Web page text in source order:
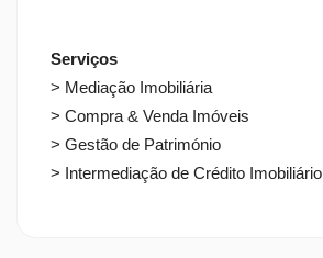
Serviços
> Mediação Imobiliária
> Compra & Venda Imóveis
> Gestão de Património
> Intermediação de Crédito Imobiliário